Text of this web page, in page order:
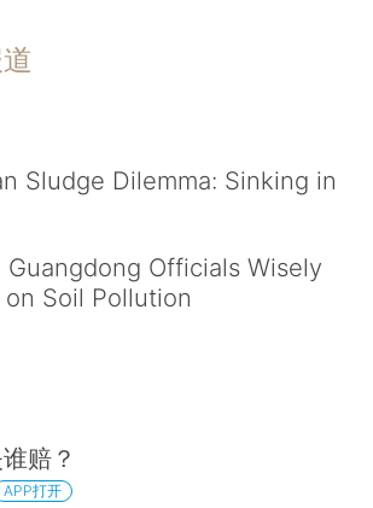
Sludge Dilemma: Sinking in
Guangdong Officials Wisely
Soil Pollution
赔？
APP打开